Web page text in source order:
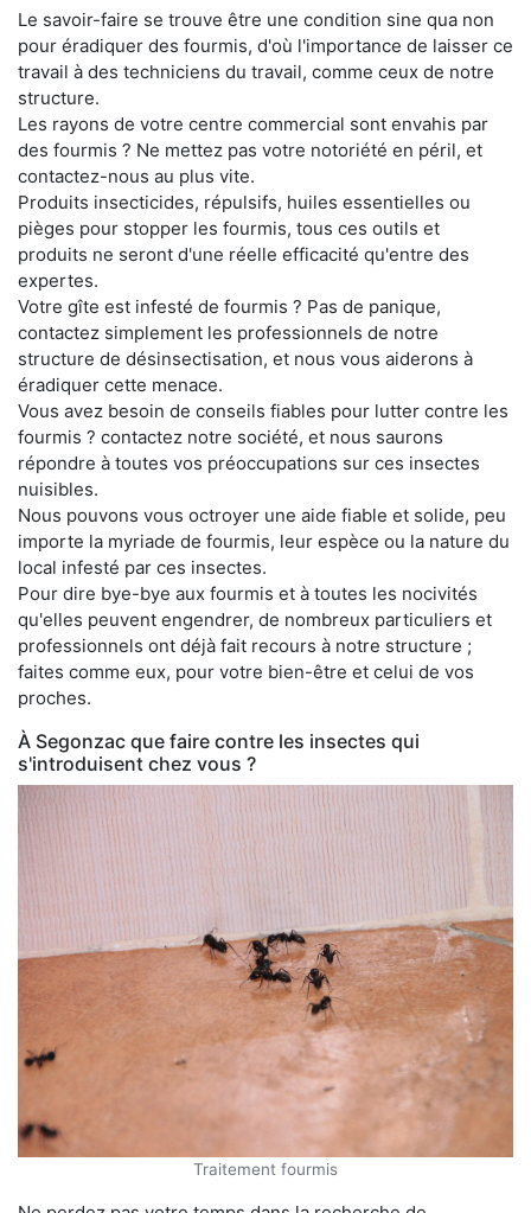
Le savoir-faire se trouve être une condition sine qua non
pour éradiquer des fourmis, d'où l'importance de laisser ce
travail à des techniciens du travail, comme ceux de notre
structure.
Les rayons de votre centre commercial sont envahis par
des fourmis ? Ne mettez pas votre notoriété en péril, et
contactez-nous au plus vite.
Produits insecticides, répulsifs, huiles essentielles ou
pièges pour stopper les fourmis, tous ces outils et
produits ne seront d'une réelle efficacité qu'entre des
expertes.
Votre gîte est infesté de fourmis ? Pas de panique,
contactez simplement les professionnels de notre
structure de désinsectisation, et nous vous aiderons à
éradiquer cette menace.
Vous avez besoin de conseils fiables pour lutter contre les
fourmis ? contactez notre société, et nous saurons
répondre à toutes vos préoccupations sur ces insectes
nuisibles.
Nous pouvons vous octroyer une aide fiable et solide, peu
importe la myriade de fourmis, leur espèce ou la nature du
local infesté par ces insectes.
Pour dire bye-bye aux fourmis et à toutes les nocivités
qu'elles peuvent engendrer, de nombreux particuliers et
professionnels ont déjà fait recours à notre structure ;
faites comme eux, pour votre bien-être et celui de vos
proches.
À Segonzac que faire contre les insectes qui
s'introduisent chez vous ?
Traitement fourmis